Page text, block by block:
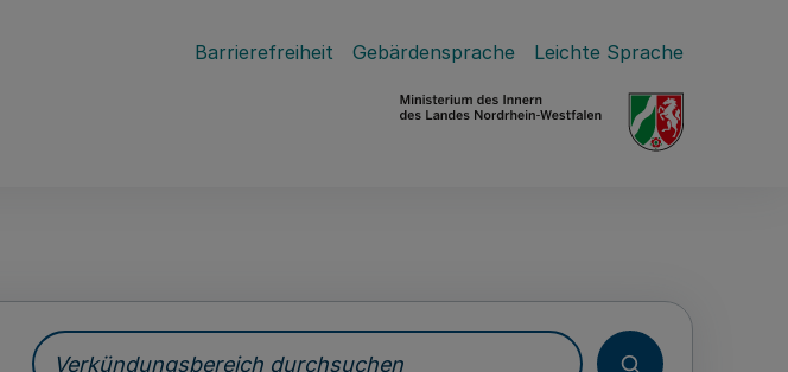
Barrierefreiheit Gebärdensprache Leichte Sprache